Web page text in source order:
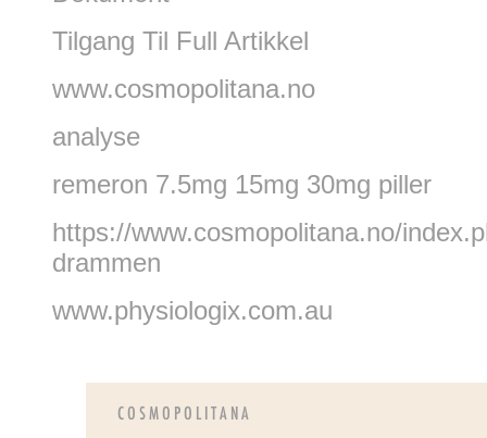
Tilgang Til Full Artikkel
www.cosmopolitana.no
analyse
remeron 7.5mg 15mg 30mg piller
https://www.cosmopolitana.no/
drammen
www.physiologix.com.au